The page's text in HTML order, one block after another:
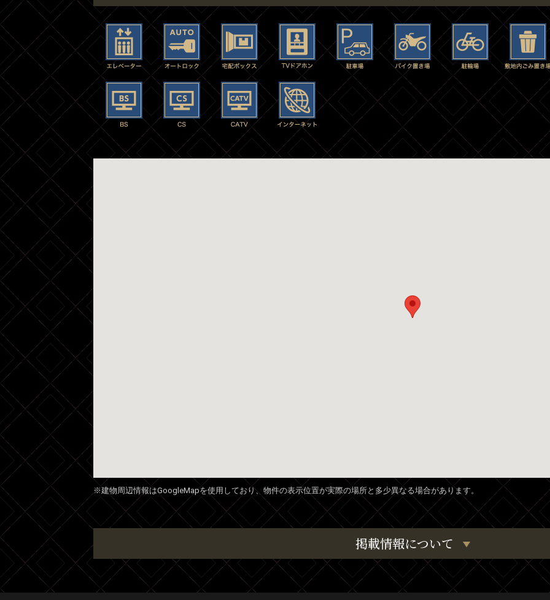
※建物周辺情報はGoogleMapを使用しており、物件の表示位置が実際の場所と多少異なる場合があります。
掲載情報について